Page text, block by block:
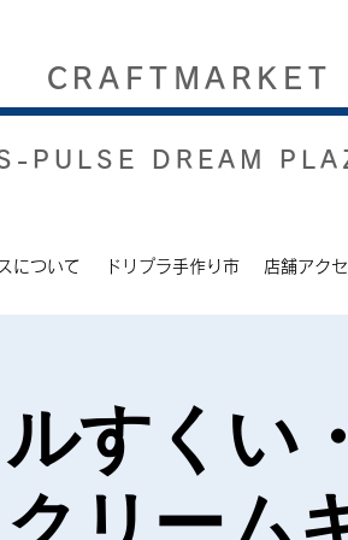
​CRAFTMARKET
PULSE DREAM
について ドリプラ手作り市 店舗アクセ
すくい